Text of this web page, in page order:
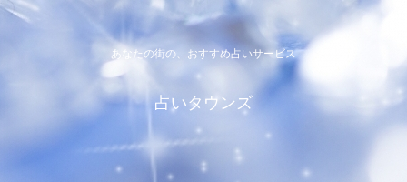
あなたの街の、おすすめ占いサービス
占いタウンズ